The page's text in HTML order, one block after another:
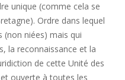
unique (comme cela se
Ordre dans lequel
(non niées) mais qui
la reconnaissance et la
de cette Unité des
ouverte à toutes les